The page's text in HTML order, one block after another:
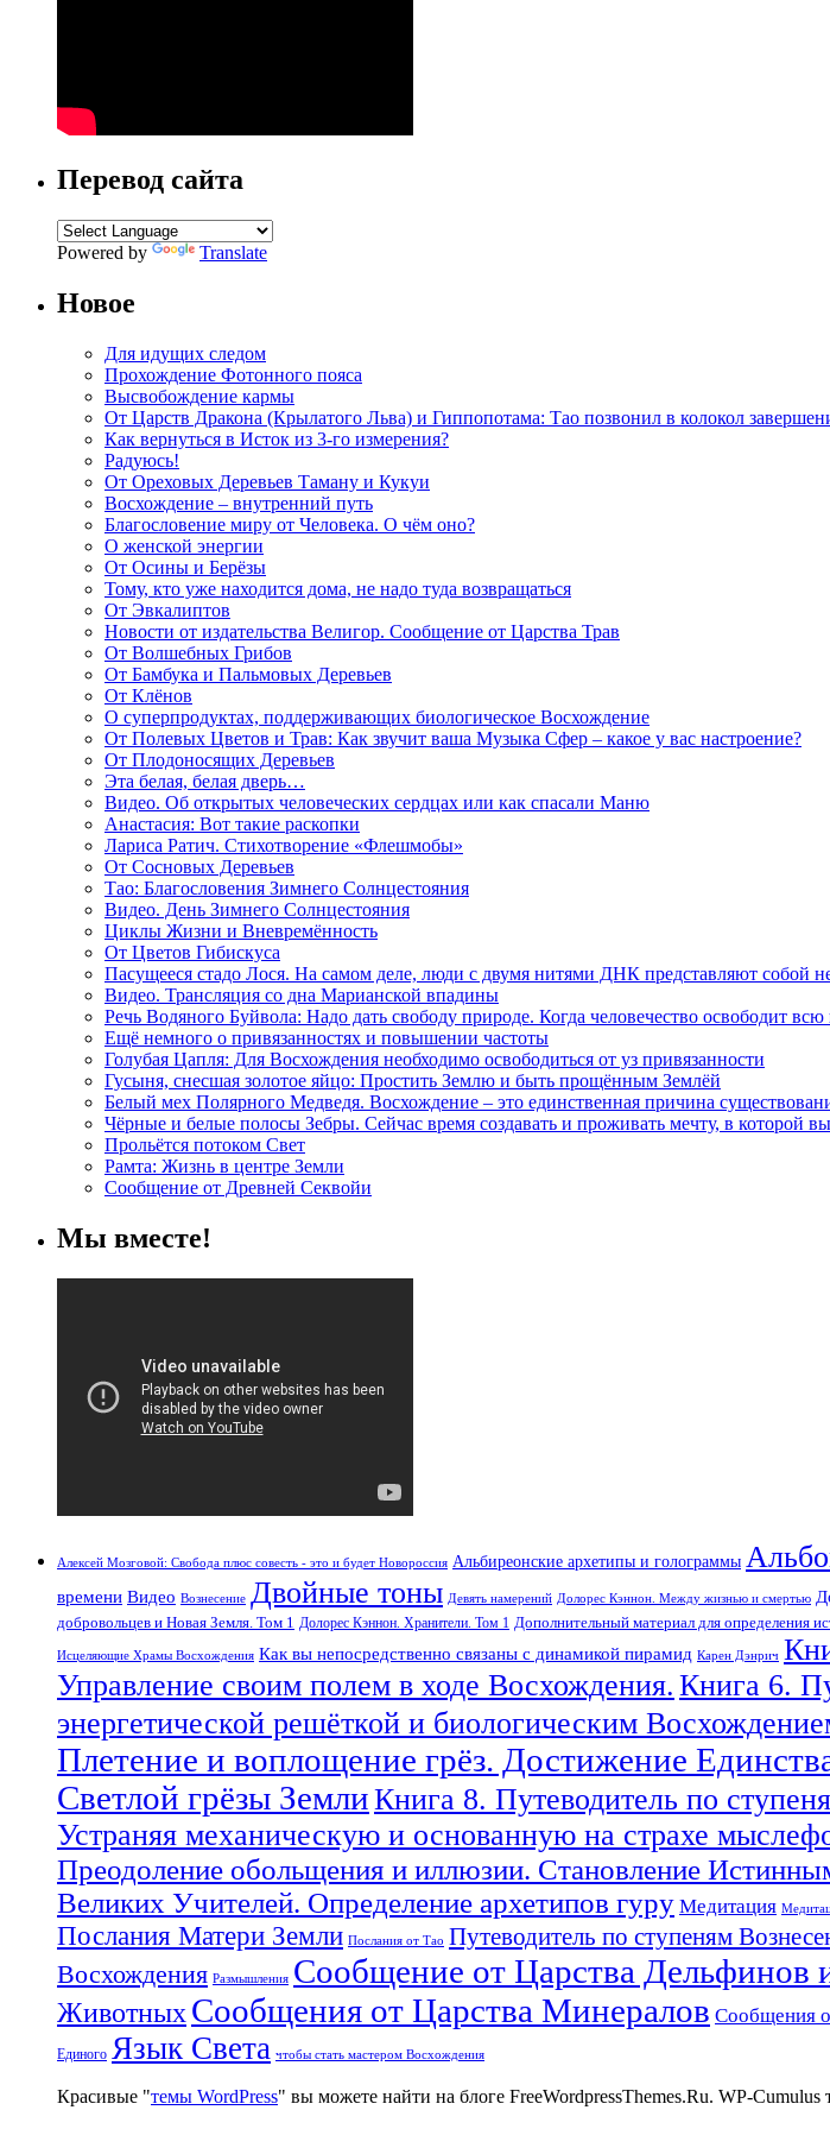
Перевод сайта
Powered by Translate
Новое
Для идущих следом
Прохождение Фотонного пояса
Высвобождение кармы
От Царств Дракона (Крылатого Льва) и Гиппопотама: Тао позвонил в колокол
Как вернуться в Исток из 3-го измерения?
Радуюсь!
От Ореховых Деревьев Таману и Кукуи
Восхождение – внутренний путь
Благословение миру от Человека. О чём оно?
О женской энергии
От Осины и Берёзы
Тому, кто уже находится дома, не надо туда возвращаться
От Эвкалиптов
Новости от издательства Велигор. Сообщение от Царства Трав
От Волшебных Грибов
От Бамбука и Пальмовых Деревьев
От Клёнов
О суперпродуктах, поддерживающих биологическое Восхождение
От Полевых Цветов и Трав: Как звучит ваша Музыка Сфер – какое у вас настроение?
От Плодоносящих Деревьев
Эта белая, белая дверь…
Видео. Об открытых человеческих сердцах или как спасали Маню
Анастасия: Вот такие раскопки
Лариса Ратич. Стихотворение «Флешмобы»
От Сосновых Деревьев
Тао: Благословения Зимнего Солнцестояния
Видео. День Зимнего Солнцестояния
Циклы Жизни и Вневремённость
От Цветов Гибискуса
Пасущееся стадо Лося. На самом деле, люди с двумя нитями ДНК представляют собой
Видео. Трансляция со дна Марианской впадины
Речь Водяного Буйвола: Надо дать свободу природе. Когда человечество освободит
Ещё немного о привязанностях и повышении частоты
Голубая Цапля: Для Восхождения необходимо освободиться от уз привязанности
Гусыня, снесшая золотое яйцо: Простить Землю и быть прощённым Землёй
Белый мех Полярного Медведя. Восхождение – это единственная причина
Чёрные и белые полосы Зебры. Сейчас время создавать и проживать мечту, в которой
Прольётся потоком Свет
Рамта: Жизнь в центре Земли
Сообщение от Древней Секвойи
Мы вместе!
Алексей Мозговой: Свобода плюс совесть - это и будет Новороссия Альбиреонские архетипы и голограммы
времени Видео Вознесение Двойные тоны Девять намерений Долорес Кэннон. Между жизнью и смертью
добровольцев и Новая Земля. Том 1 Долорес Кэннон. Хранители. Том 1 Дополнительный материал для определения
Исцеляющие Храмы Восхождения Как вы непосредственно связаны с динамикой пирамид Карен Дэнрич
Управление своим полем в ходе Восхождения. Книга 6.
энергетической решёткой и биологическим
Плетение и воплощение грёз. Достижение
Светлой грёзы ЗемлиКнига 8. Путеводитель по
Устраняя механическую и основанную на страхе
Преодоление обольщения и иллюзии. Становление
Великих Учителей. Определение архетипов гуру Медитация
Послания Матери Земли Послания от Тао Путеводитель по ступеням
Восхождения Размышления Сообщение от Царства Дельфинов
Животных Сообщения от Царства Минералов Сообщения
Единого Язык Света чтобы стать мастером Восхождения
Красивые "темы WordPress" вы можете найти на блоге FreeWordpressThemes.Ru. WP-Cumulus